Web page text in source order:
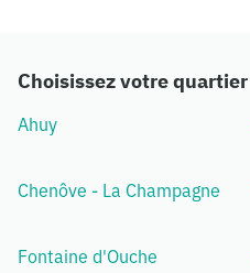
Choisissez votre quartier
Ahuy
Chenôve - La Champagne
Fontaine d'Ouche